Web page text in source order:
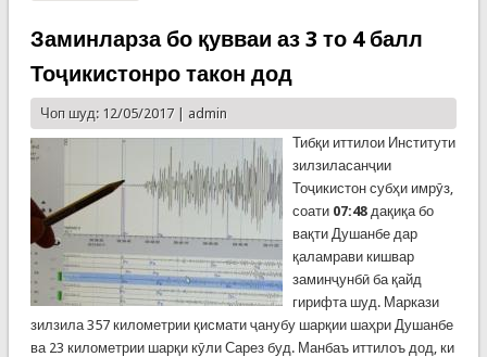
Заминларза бо қувваи аз 3 то 4 балл
Тоҷикистонро такон дод
Чоп шуд: 12/05/2017 | admin
Тибқи иттилои Институти
зилзиласанҷии
Тоҷикистон субҳи имрӯз,
соати 07:48дақиқа бо
вақти Душанбе дар
қаламрави кишвар
заминҷунбӣ ба қайд
гирифта шуд. Маркази
зилзила 357 километрии қисмати ҷанубу шарқии шаҳри Душанбе
ва 23 километрии шарқи кӯли Сарез буд. Манбаъ иттилоъ дод, ки